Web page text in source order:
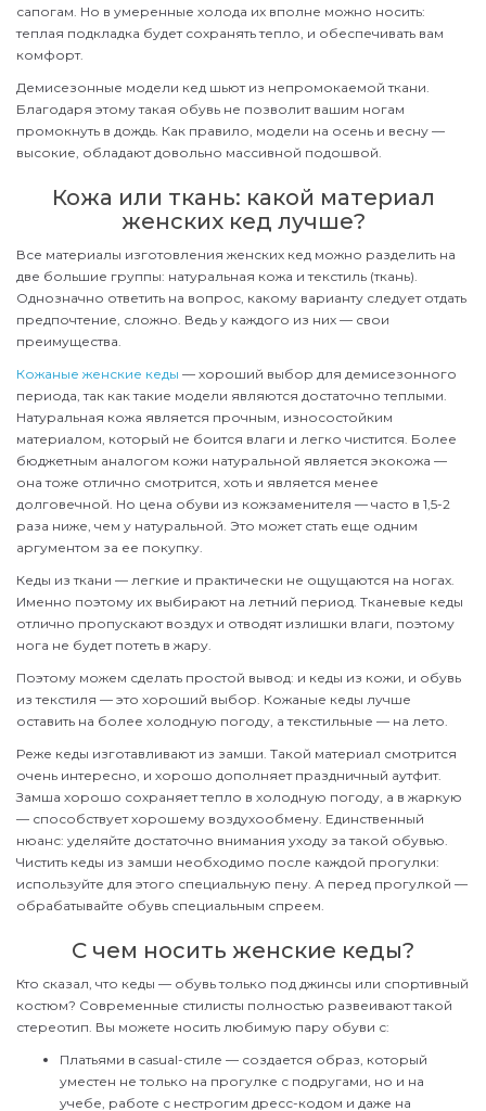
сапогам. Но в умеренные холода их вполне можно носить:
теплая подкладка будет сохранять тепло, и обеспечивать вам
комфорт.
Демисезонные модели кед шьют из непромокаемой ткани.
Благодаря этому такая обувь не позволит вашим ногам
промокнуть в дождь. Как правило, модели на осень и весну —
высокие, обладают довольно массивной подошвой.
Кожа или ткань: какой материал
женских кед лучше?
Все материалы изготовления женских кед можно разделить на
две большие группы: натуральная кожа и текстиль (ткань).
Однозначно ответить на вопрос, какому варианту следует отдать
предпочтение, сложно. Ведь у каждого из них — свои
преимущества.
Кожаные женские кеды — хороший выбор для демисезонного
периода, так как такие модели являются достаточно теплыми.
Натуральная кожа является прочным, износостойким
материалом, который не боится влаги и легко чистится. Более
бюджетным аналогом кожи натуральной является экокожа —
она тоже отлично смотрится, хоть и является менее
долговечной. Но цена обуви из кожзаменителя — часто в 1,5-2
раза ниже, чем у натуральной. Это может стать еще одним
аргументом за ее покупку.
Кеды из ткани — легкие и практически не ощущаются на ногах.
Именно поэтому их выбирают на летний период. Тканевые кеды
отлично пропускают воздух и отводят излишки влаги, поэтому
нога не будет потеть в жару.
Поэтому можем сделать простой вывод: и кеды из кожи, и обувь
из текстиля — это хороший выбор. Кожаные кеды лучше
оставить на более холодную погоду, а текстильные — на лето.
Реже кеды изготавливают из замши. Такой материал смотрится
очень интересно, и хорошо дополняет праздничный аутфит.
Замша хорошо сохраняет тепло в холодную погоду, а в жаркую
— способствует хорошему воздухообмену. Единственный
нюанс: уделяйте достаточно внимания уходу за такой обувью.
Чистить кеды из замши необходимо после каждой прогулки:
используйте для этого специальную пену. А перед прогулкой —
обрабатывайте обувь специальным спреем.
С чем носить женские кеды?
Кто сказал, что кеды — обувь только под джинсы или спортивный
костюм? Современные стилисты полностью развеивают такой
стереотип. Вы можете носить любимую пару обуви с:
Платьями в casual-стиле — создается образ, который
уместен не только на прогулке с подругами, но и на
учебе, работе с нестрогим дресс-кодом и даже на